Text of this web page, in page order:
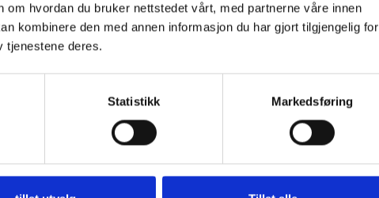
hvordan du bruker nettstedet vårt, med partnerne våre innen
kombinere den med annen informasjon du har gjort tilgjengelig for
tjenestene deres.
Statistikk Markedsføring